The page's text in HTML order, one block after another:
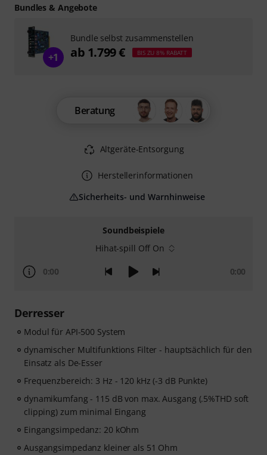
Soundbeispiele
Hihat-spill Off On
0:00 0:00
Derresser
Modul für API-500 System
dynamischer Multifunktions Filter - hauptsächlich für den
Einsatz als De-Esser
Frequenzbereich: 3 Hz - 120 kHz (-3 dB Punkte)
dynamikumfang - 115 dB von max. Ausgang (.5%THD soft
clipping) zum minimal Eingang
Eingangsimpedanz: 20 kOhm
Ausgangsimpedanz kleiner als 51 Ohm
Beratung
Altgeräte-Entsorgung
Herstellerinformationen
Sicherheits- und Warnhinweise
Bundles & Angebote
+1
Bundle selbst zusammenstellen
ab 1.799 € BIS ZU 8% RABATT